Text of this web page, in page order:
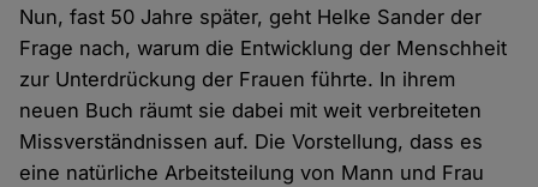
Nun, fast 50 Jahre später, geht Helke Sander der
Frage nach, warum die Entwicklung der Menschheit
zur Unterdrückung der Frauen führte. In ihrem
neuen Buch räumt sie dabei mit weit verbreiteten
Missverständnissen auf. Die Vorstellung, dass es
eine natürliche Arbeitsteilung von Mann und Frau